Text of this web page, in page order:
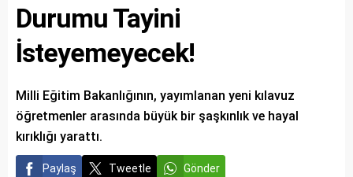
Durumu Tayini
İsteyemeyecek!
Milli Eğitim Bakanlığının, yayımlanan yeni kılavuz
öğretmenler arasında büyük bir şaşkınlık ve hayal
kırıklığı yarattı.
Paylaş Tweetle Gönder